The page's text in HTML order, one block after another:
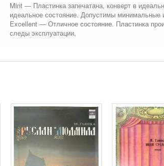
Mint — Пластинка запечатана, конверт в
идеальное состояние. Допустимы
Excellent — Отличное состояние. Пластинка
следы эксплуатации,